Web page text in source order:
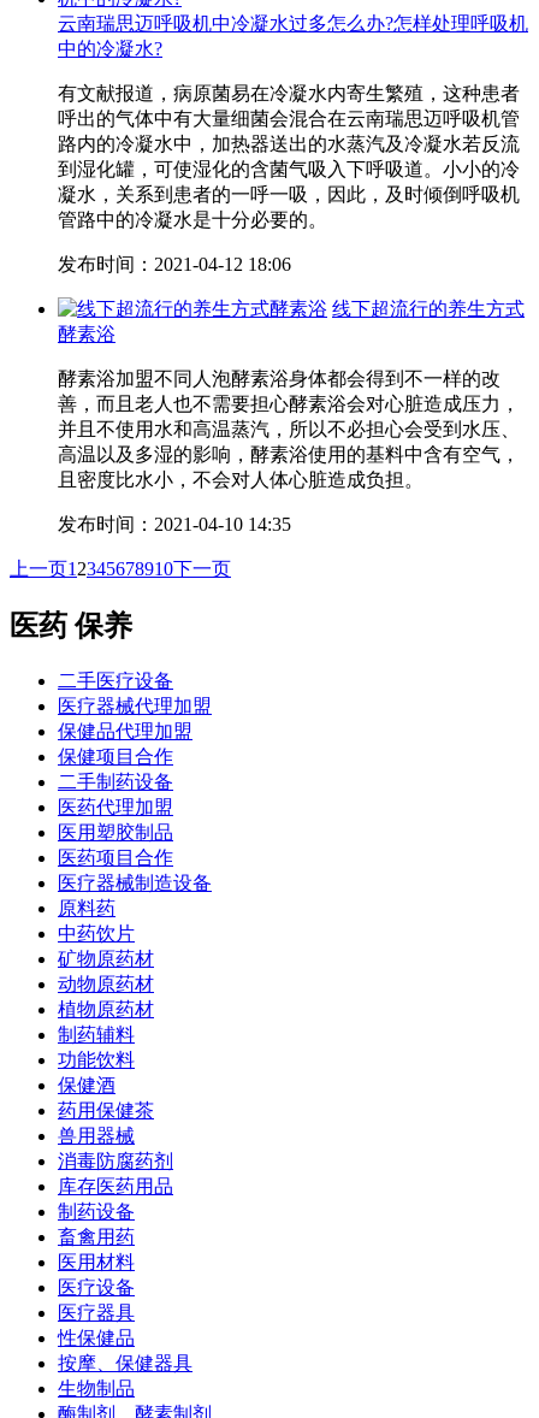
云南瑞思迈呼吸机中冷凝水过多怎么办?怎样处理呼吸机
中的冷凝水?
有文献报道，病原菌易在冷凝水内寄生繁殖，这种患者
呼出的气体中有大量细菌会混合在云南瑞思迈呼吸机管
路内的冷凝水中，加热器送出的水蒸汽及冷凝水若反流
到湿化罐，可使湿化的含菌气吸入下呼吸道。小小的冷
凝水，关系到患者的一呼一吸，因此，及时倾倒呼吸机
管路中的冷凝水是十分必要的。
发布时间：2021-04-12 18:06
线下超流行的养生方式
酵素浴
酵素浴加盟不同人泡酵素浴身体都会得到不一样的改
善，而且老人也不需要担心酵素浴会对心脏造成压力，
并且不使用水和高温蒸汽，所以不必担心会受到水压、
高温以及多湿的影响，酵素浴使用的基料中含有空气，
且密度比水小，不会对人体心脏造成负担。
发布时间：2021-04-10 14:35
上一页1 2345678910下一页
医药 保养
二手医疗设备
医疗器械代理加盟
保健品代理加盟
保健项目合作
二手制药设备
医药代理加盟
医用塑胶制品
医药项目合作
医疗器械制造设备
原料药
中药饮片
矿物原药材
动物原药材
植物原药材
制药辅料
功能饮料
保健酒
药用保健茶
兽用器械
消毒防腐药剂
库存医药用品
制药设备
畜禽用药
医用材料
医疗设备
医疗器具
性保健品
按摩、保健器具
生物制品
酶制剂、酵素制剂